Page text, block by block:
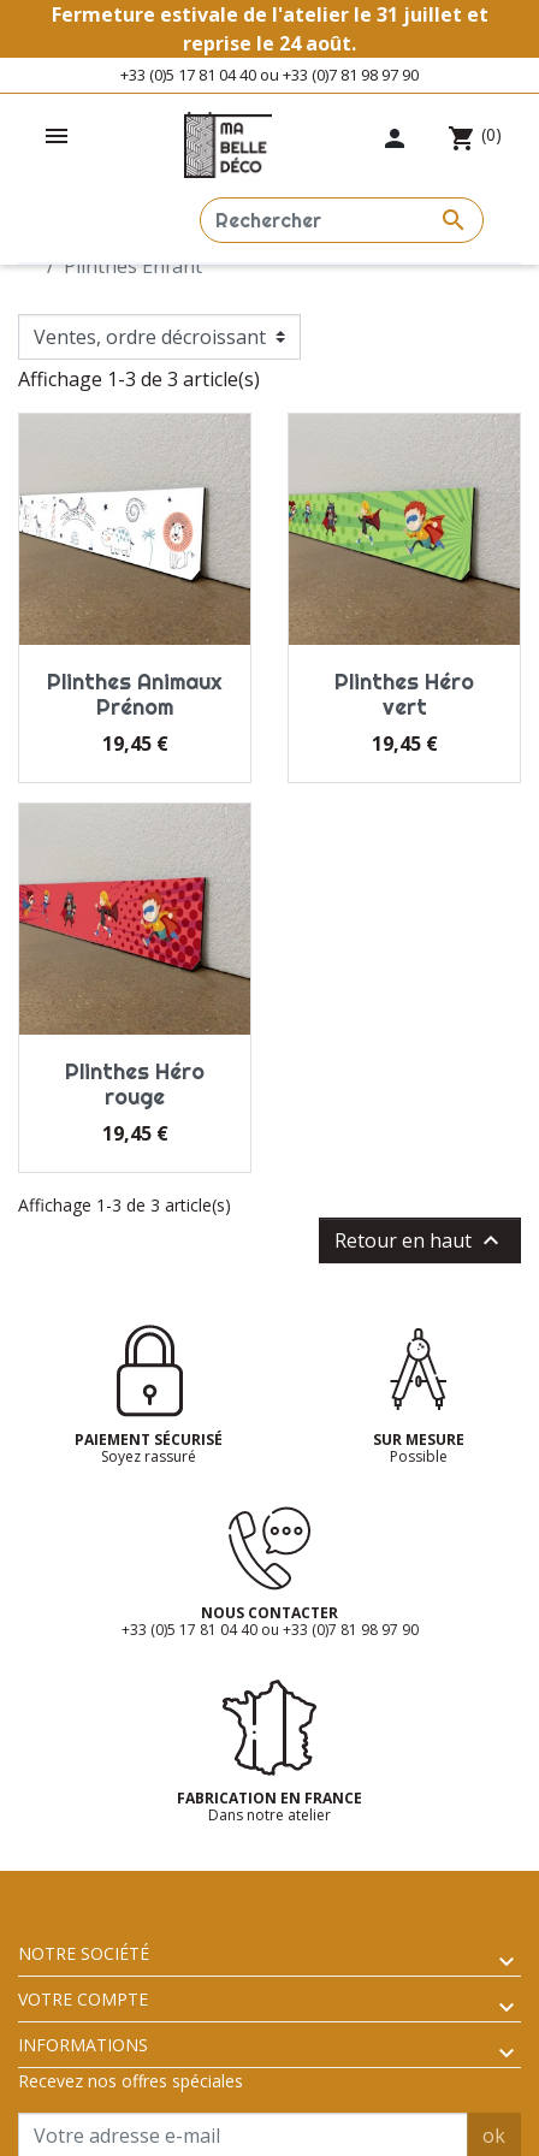
Fermeture estivale de l'atelier le 31 juillet et
reprise le 24 août.
+33 (0)5 17 81 04 40 ou +33 (0)7 81 98 97 90
 shopping_cart (0)


PLINTHES ENFANT
✨ Spécial ✨
Enfant 🧒
Plinthes Enfant
Affichage 1-3 de 3 article(s)
Plinthes Animaux
Prénom
Prix
19,45 €
Plinthes Héro
vert
Prix
19,45 €
Plinthes Héro
rouge
Prix
19,45 €
Affichage 1-3 de 3 article(s)
Retour en haut 
PAIEMENT SÉCURISÉ
Soyez rassuré
SUR MESURE
Possible
NOUS CONTACTER
+33 (0)5 17 81 04 40 ou +33 (0)7 81 98 97 90
FABRICATION EN FRANCE
Dans notre atelier
NOTRE SOCIÉTÉ
VOTRE COMPTE
INFORMATIONS
Recevez nos offres spéciales
ok